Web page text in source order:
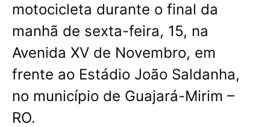
motocicleta durante o final da
manhã de sexta-feira, 15, na
Avenida XV de Novembro, em
frente ao Estádio João Saldanha,
no município de Guajará-Mirim –
RO.